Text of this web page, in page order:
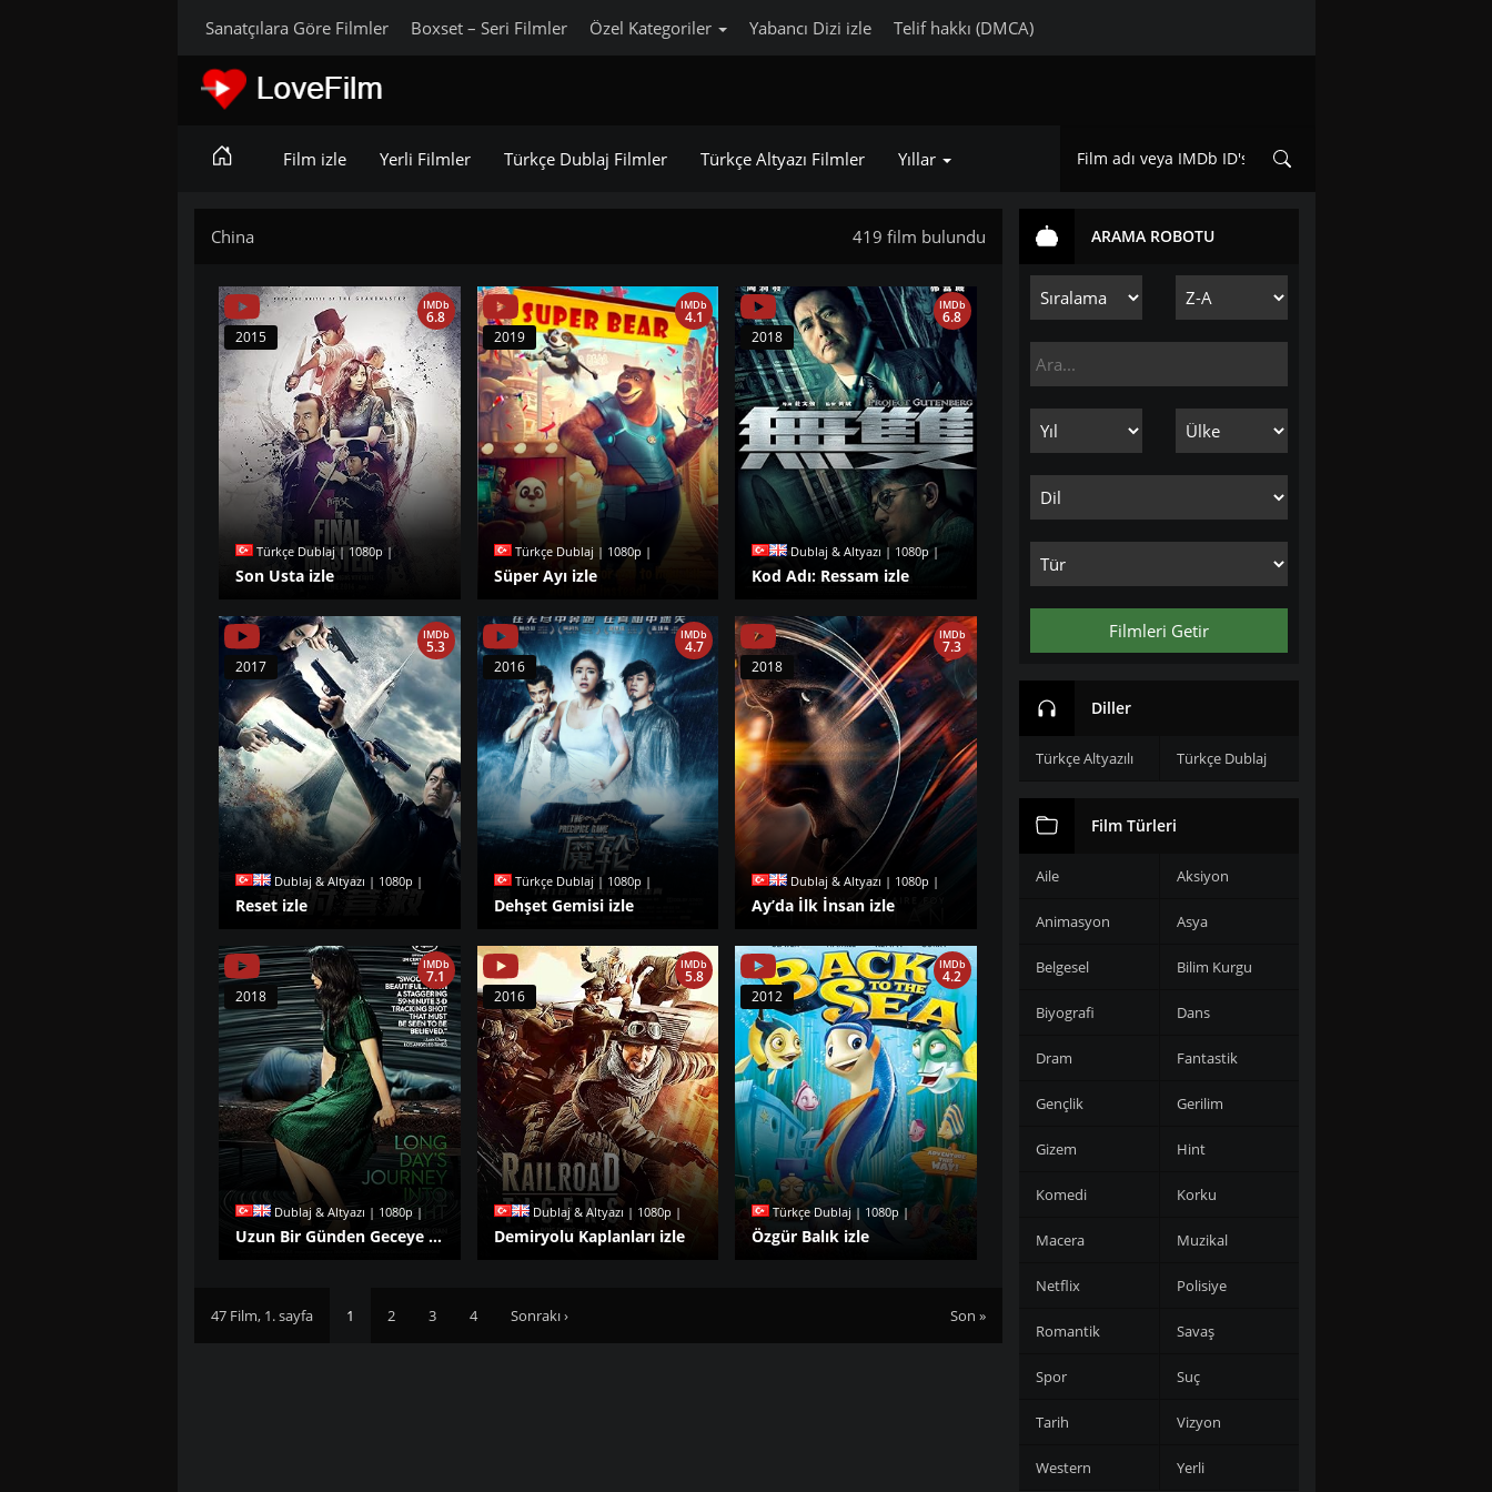
Sanatçılara Göre Filmler Boxset – Seri Filmler Özel Kategoriler Yabancı Dizi izle Telif hakkı (DMCA)
Film izle Yerli Filmler Türkçe Dublaj Filmler Türkçe Altyazı Filmler Yıllar
China 419 film bulundu
Türkçe Dublaj | 1080p |
Son Usta izle
IMDb
6.8
2015
Türkçe Dublaj | 1080p |
Süper Ayı izle
IMDb
4.1
2019
Dublaj & Altyazı | 1080p |
Kod Adı: Ressam izle
IMDb
6.8
2018
Dublaj & Altyazı | 1080p |
Reset izle
IMDb
5.3
2017
Türkçe Dublaj | 1080p |
Dehşet Gemisi izle
IMDb
4.7
2016
Dublaj & Altyazı | 1080p |
Ay’da İlk İnsan izle
IMDb
7.3
2018
Dublaj & Altyazı | 1080p |
Uzun Bir Günden Geceye Yolculuk izle
IMDb
7.1
2018
Dublaj & Altyazı | 1080p |
Demiryolu Kaplanları izle
IMDb
5.8
2016
Türkçe Dublaj | 1080p |
Özgür Balık izle
IMDb
4.2
2012
47 Film, 1. sayfa 1 2 3 4 Sonrakı › Son »
ARAMA ROBOTU
Filmleri Getir
Diller
Türkçe Altyazılı Türkçe Dublaj
Film Türleri
Aile Aksiyon
Animasyon Asya
Belgesel Bilim Kurgu
Biyografi Dans
Dram Fantastik
Gençlik Gerilim
Gizem Hint
Komedi Korku
Macera Muzikal
Netflix Polisiye
Romantik Savaş
Spor Suç
Tarih Vizyon
Western Yerli